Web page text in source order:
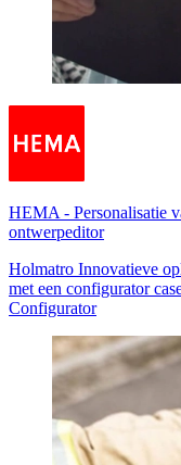
HEMA- Personalisatie
ontwerpeditor
Holmatro Innovatieve
met een configurator
Configurator